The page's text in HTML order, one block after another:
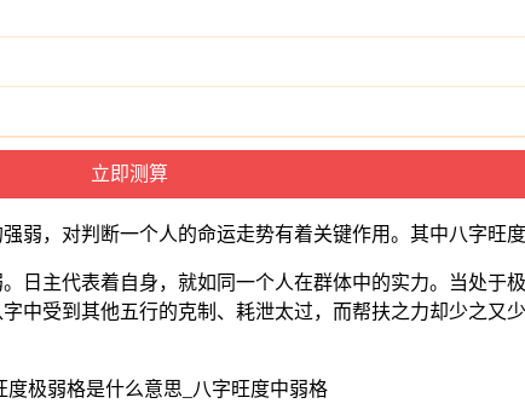
，对判断一个人的命运走势有着关键作用。其中八字旺
日主代表着自身，就如同一个人在群体中的实力。当处于
中受到其他五行的克制、耗泄太过，而帮扶之力却少之又